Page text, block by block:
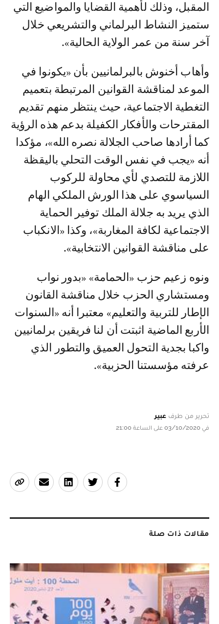
المقبل، وذلك لأهمية القضايا والمواضيع التي
ستميز النشاط البرلماني والتشريعي خلال
آخر سنة من عمر الولاية الحالية».
وأهاب أخنوش بالبرلمانيين بأن «يكونوا في
الموعد لمناقشة القوانين المرتبطة بتعميم
التغطية الاجتماعية، حيث ينتظر منهم تقديم
المقترحات والأفكار الكفيلة بدعم هذه الرؤية
كما أرادها صاحب الجلالة نصره الله»، مؤكدا
أنه «يجب في نفس الوقت التحلي باليقظة
اللازمة للتصدي لأي محاولة للركوب
السياسوي على هذا الورش الملكي الهام
الذي يريد به جلالة الملك توفير الحماية
الاجتماعية لكافة المغاربة»، وكذا «الانكباب
على مناقشة القوانين الانتخابية».
ونوه زعيم حزب «الحمامة» «بدور نواب
ومستشاري الحزب خلال مناقشة القانون
الإطار للتربية والتعليم» معتبرا أنه «السنوات
الأربع الماضية اثبتت أن لنا فريقين برلمانيين
واكبا بجدية التحول العميق والتطور الذي
عرفته مؤسستنا الحزبية».
تحرير من طرف عبير
في 03/10/2020 على الساعة 21:00
مقالات ذات صلة